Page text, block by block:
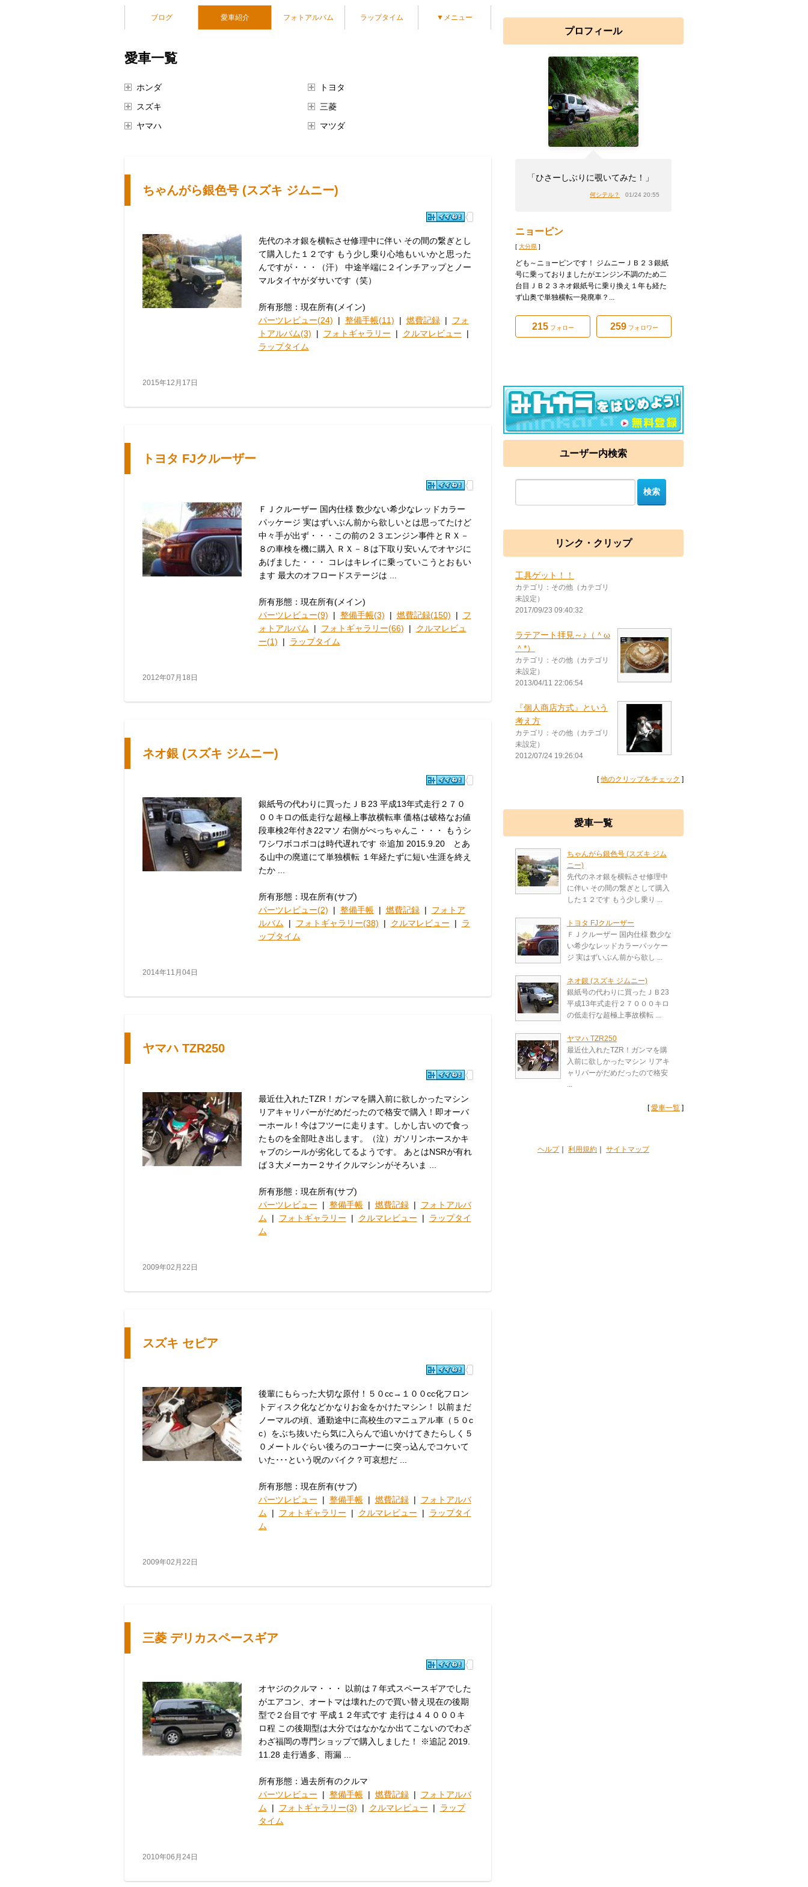
ブログ 愛車紹介 フォトアルバム ラップタイム ▼メニュー
愛車一覧
ホンダ
スズキ
ヤマハ
トヨタ
三菱
マツダ
ちゃんがら銀色号 (スズキ ジムニー)
先代のネオ銀を横転させ修理中に伴い その間の繋ぎとし
て購入した１２です もう少し乗り心地もいいかと思った
んですが・・・（汗） 中途半端に２インチアップとノー
マルタイヤがダサいです（笑）
所有形態：現在所有(メイン)
パーツレビュー(24) | 整備手帳(11) | 燃費記録| フォ
トアルバム(3) | フォトギャラリー | クルマレビュー |
ラップタイム
2015年12月17日
トヨタ FJクルーザー
ＦＪクルーザー 国内仕様 数少ない希少なレッドカラー
パッケージ 実はずいぶん前から欲しいとは思ってたけど
中々手が出ず・・・この前の２３エンジン事件とＲＸ－
８の車検を機に購入 ＲＸ－８は下取り安いんでオヤジに
あげました・・・ コレはキレイに乗っていこうとおもい
ます 最大のオフロードステージは ...
所有形態：現在所有(メイン)
パーツレビュー(9) | 整備手帳(3) | 燃費記録(150) | フ
ォトアルバム | フォトギャラリー(66) | クルマレビュ
ー(1) | ラップタイム
2012年07月18日
ネオ銀 (スズキ ジムニー)
銀紙号の代わりに買ったＪＢ23 平成13年式走行２７０
００キロの低走行な超極上事故横転車 価格は破格なお値
段車検2年付き22マソ 右側がぺっちゃんこ・・・ もうシ
ワシワボコボコは時代遅れです ※追加 2015.9.20 とあ
る山中の廃道にて単独横転 １年経たずに短い生涯を終え
たか ...
所有形態：現在所有(サブ)
パーツレビュー(2) | 整備手帳| 燃費記録| フォトア
ルバム | フォトギャラリー(38) | クルマレビュー | ラ
ップタイム
2014年11月04日
ヤマハ TZR250
最近仕入れたTZR！ガンマを購入前に欲しかったマシン
リアキャリパーがだめだったので格安で購入！即オーバ
ーホール！今はフツーに走ります。しかし古いので食っ
たものを全部吐き出します。（泣）ガソリンホースかキ
ャブのシールが劣化してるようです。 あとはNSRが有れ
ば３大メーカー２サイクルマシンがそろいま ...
所有形態：現在所有(サブ)
パーツレビュー | 整備手帳| 燃費記録| フォトアルバ
ム | フォトギャラリー | クルマレビュー | ラップタイ
ム
2009年02月22日
スズキ セピア
後輩にもらった大切な原付！５０cc→１００cc化フロン
トディスク化などかなりお金をかけたマシン！ 以前まだ
ノーマルの頃、通勤途中に高校生のマニュアル車（５０c
c）をぶち抜いたら気に入らんで追いかけてきたらしく５
０メートルぐらい後ろのコーナーに突っ込んでコケいて
いた･･･という呪のバイク？可哀想だ ...
所有形態：現在所有(サブ)
パーツレビュー | 整備手帳| 燃費記録| フォトアルバ
ム | フォトギャラリー | クルマレビュー | ラップタイ
ム
2009年02月22日
三菱 デリカスペースギア
オヤジのクルマ・・・ 以前は７年式スペースギアでした
がエアコン、オートマは壊れたので買い替え現在の後期
型で２台目です 平成１２年式です 走行は４４０００キ
ロ程 この後期型は大分ではなかなか出てこないのでわざ
わざ福岡の専門ショップで購入しました！ ※追記 2019.
11.28 走行過多、雨漏 ...
所有形態：過去所有のクルマ
パーツレビュー | 整備手帳| 燃費記録| フォトアルバ
ム | フォトギャラリー(3) | クルマレビュー | ラップ
タイム
2010年06月24日
プロフィール
「ひさーしぶりに覗いてみた！」
何シテル？ 01/24 20:55
ニョーピン
[ 大分県 ]
ども～ニョーピンです！ ジムニーＪＢ２３銀紙
号に乗っておりましたがエンジン不調のため二
台目ＪＢ２３ネオ銀紙号に乗り換え１年も経た
ず山奥で単独横転一発廃車？...
215フォロー 259フォロワー
ユーザー内検索
リンク・クリップ
工具ゲット！！
カテゴリ：その他（カテゴリ
未設定）
2017/09/23 09:40:32
ラテアート拝見～♪（＾ω
＾*）
カテゴリ：その他（カテゴリ
未設定）
2013/04/11 22:06:54
『個人商店方式』という
考え方
カテゴリ：その他（カテゴリ
未設定）
2012/07/24 19:26:04
[他のクリップをチェック ]
愛車一覧
ちゃんがら銀色号 (スズキ ジム
ニー)
先代のネオ銀を横転させ修理中
に伴い その間の繋ぎとして購入
した１２です もう少し乗り ...
トヨタ FJクルーザー
ＦＪクルーザー 国内仕様 数少な
い希少なレッドカラーパッケー
ジ 実はずいぶん前から欲し ...
ネオ銀 (スズキ ジムニー)
銀紙号の代わりに買ったＪＢ23
平成13年式走行２７０００キロ
の低走行な超極上事故横転 ...
ヤマハ TZR250
最近仕入れたTZR！ガンマを購
入前に欲しかったマシン リアキ
ャリパーがだめだったので格安
...
[愛車一覧 ]
ヘルプ｜ 利用規約 サイトマップ